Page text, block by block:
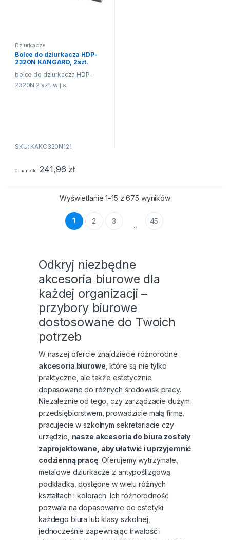
Dziurkacze
Bolce do dziurkacza HDP-
2320N KANGARO, 2szt.
bolce do dziurkacza HDP-
2320N 2 szt. w j.s.
SKU: KAKC320N121
Cena netto 241,96 zł
Wyświetlanie 1–15 z 675 wyników
1 2 3 … 45
Odkryj niezbędne
akcesoria biurowe dla
każdej organizacji –
przybory biurowe
dostosowane do Twoich
potrzeb
W naszej ofercie znajdziecie różnorodne
akcesoria biurowe , które są nie tylko
praktyczne, ale także estetycznie
dopasowane do różnych środowisk pracy.
Niezależnie od tego, czy zarządzacie dużym
przedsiębiorstwem, prowadzicie małą firmę,
pracujecie w szkolnym sekretariacie czy
urzędzie, nasze akcesoria do biura zostały
zaprojektowane, aby ułatwić i uprzyjemnić
codzienną pracę. Oferujemy wytrzymałe,
metalowe dziurkacze z antypoślizgową
podkładką, dostępne w wielu różnych
kształtach i kolorach. Ich różnorodność
pozwala na dopasowanie do estetyki
każdego biura lub klasy szkolnej,
jednocześnie zapewniając trwałość i